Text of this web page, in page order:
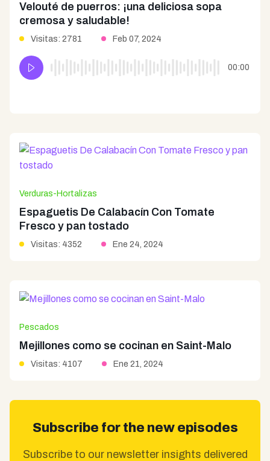
Velouté de puerros: ¡una deliciosa sopa
cremosa y saludable!
Visitas: 2781 Feb 07, 2024
00:00
Verduras-Hortalizas
Espaguetis De Calabacín Con Tomate
Fresco y pan tostado
Visitas: 4352 Ene 24, 2024
Pescados
Mejillones como se cocinan en Saint-Malo
Visitas: 4107 Ene 21, 2024
Subscribe for the new episodes
Subscribe to our newsletter insights delivered